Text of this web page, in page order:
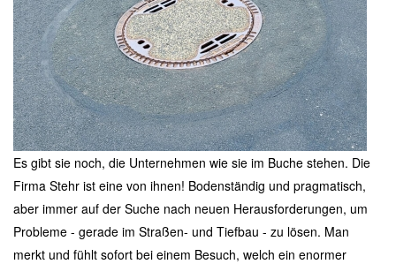
Es gibt sie noch, die Unternehmen wie sie im Buche stehen. Die
Firma Stehr ist eine von ihnen! Bodenständig und pragmatisch,
aber immer auf der Suche nach neuen Herausforderungen, um
Probleme - gerade im Straßen- und Tiefbau - zu lösen. Man
merkt und fühlt sofort bei einem Besuch, welch ein enormer